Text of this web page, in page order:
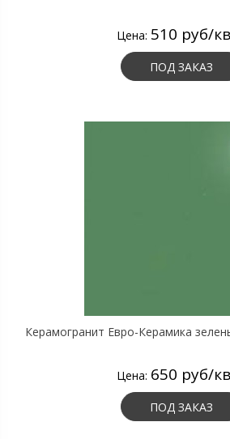
Цена: 510 руб/
ПОД ЗАКАЗ
Керамогранит Евро-Керамика
Цена: 650 руб/
ПОД ЗАКАЗ